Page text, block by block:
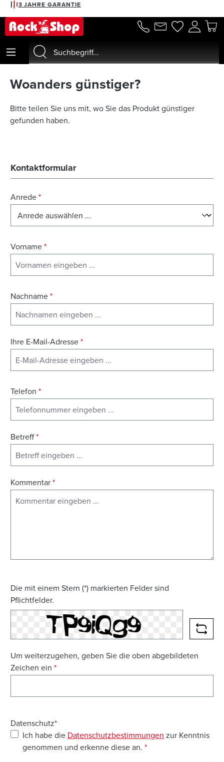
springen
3 JAHRE GARANTIE
Woanders günstiger?
Bitte teilen Sie uns mit, wo Sie das Produkt günstiger
gefunden haben.
Kontaktformular
Anrede*
Vorname*
Nachname*
Ihre E-Mail-Adresse*
Telefon *
Betreff*
Kommentar*
Die mit einem Stern (*) markierten Felder sind
Pflichtfelder.
Um weiterzugehen, geben Sie die oben abgebildeten
Zeichen ein *
Datenschutz*
Ich habe die Datenschutzbestimmungen zur Kenntnis
genommen und erkenne diese an. *